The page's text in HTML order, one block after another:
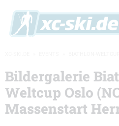
Bildergalerie
Weltcup Oslo
Massenstart